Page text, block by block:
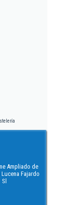
Ampliado de
Fajardo
Sl